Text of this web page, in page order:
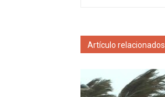
Artículo relacionados